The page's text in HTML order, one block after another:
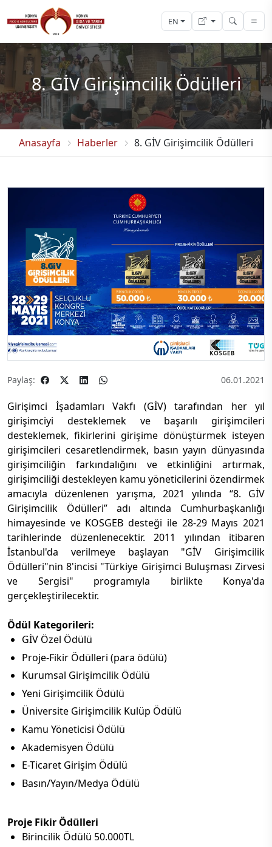
EN
8. GİV Girişimcilik Ödülleri
Anasayfa Haberler 8. GİV Girişimcilik Ödülleri
Paylaş: 06.01.2021
Girişimci İşadamları Vakfı (GİV) tarafından her yıl
girişimciyi desteklemek ve başarılı girişimcileri
desteklemek, fikirlerini girişime dönüştürmek isteyen
girişimcileri cesaretlendirmek, basın yayın dünyasında
girişimciliğin farkındalığını ve etkinliğini artırmak,
girişimciliği destekleyen kamu yöneticilerini özendirmek
amacıyla düzenlenen yarışma, 2021 yılında “8. GİV
Girişimcilik Ödülleri” adı altında Cumhurbaşkanlığı
himayesinde ve KOSGEB desteği ile 28-29 Mayıs 2021
tarihlerinde düzenlenecektir. 2011 yılından itibaren
İstanbul'da verilmeye başlayan "GİV Girişimcilik
Ödülleri"nin 8'incisi "Türkiye Girişimci Buluşması Zirvesi
ve Sergisi" programıyla birlikte Konya'da
gerçekleştirilecektir.
Ödül Kategorileri:
GİV Özel Ödülü
Proje-Fikir Ödülleri (para ödülü)
Kurumsal Girişimcilik Ödülü
Yeni Girişimcilik Ödülü
Üniversite Girişimcilik Kulüp Ödülü
Kamu Yöneticisi Ödülü
Akademisyen Ödülü
E-Ticaret Girişim Ödülü
Basın/Yayın/Medya Ödülü
Proje Fikir Ödülleri
Birincilik Ödülü 50.000TL